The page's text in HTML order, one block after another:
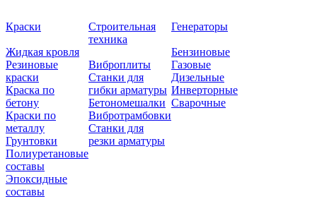
Краски
Жидкая кровля
Резиновые
краски
Краска по
бетону
Краски по
металлу
Грунтовки
Полиуретановые
составы
Эпоксидные
составы
Строительная
техника
Виброплиты
Станки для
гибки арматуры
Бетономешалки
Вибротрамбовки
Станки для
резки арматуры
Генераторы
Бензиновые
Газовые
Дизельные
Инверторные
Сварочные